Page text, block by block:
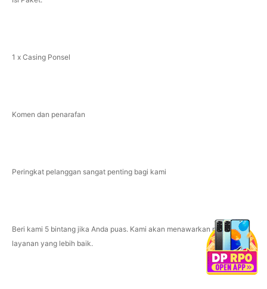
1 x Casing Ponsel
Komen dan penarafan
Peringkat pelanggan sangat penting bagi kami
Beri kami 5 bintang jika Anda puas. Kami akan menawarkan produk dan
layanan yang lebih baik.